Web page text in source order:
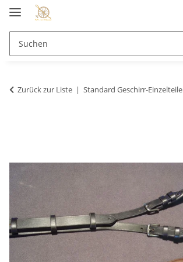
Zurück zur Liste Standard Geschirr-Einzelteile